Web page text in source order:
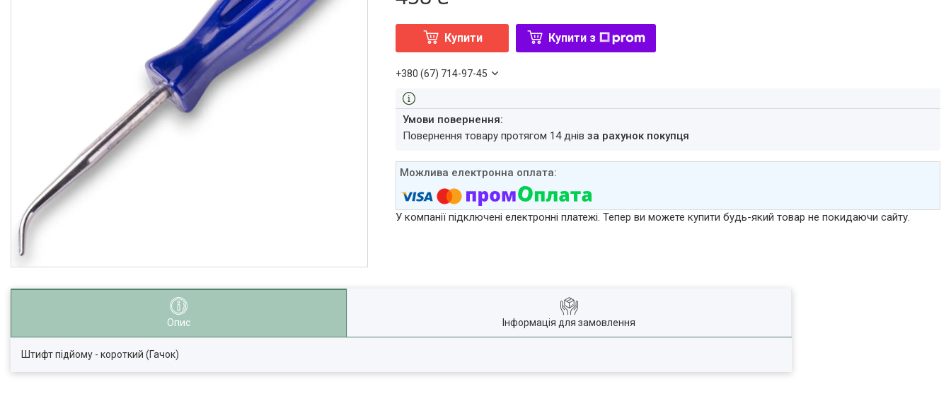
Купити Купити з
+380 (67) 714-97-45
повернення товару протягом 14 днівза рахунок покупця
У компанії підключені електронні платежі. Тепер ви можете купити будь-який товар не покидаючи сайту.
Опис Інформація для замовлення
Штифт підйому - короткий (Гачок)